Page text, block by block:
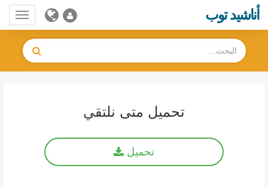
أناشيد توب
تحميل متى نلتقي
تحميل